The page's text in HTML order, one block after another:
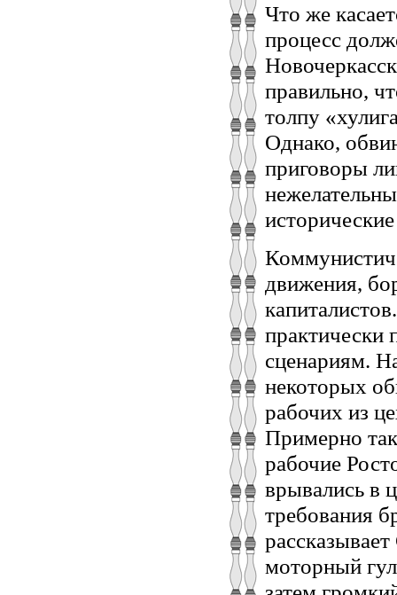
Что же
процесс
правильно,
толпу
Однако,
приговоры
движения,
практически
сценариям.
некоторых
рабочих из
Примерно
рабочие
врывались в
требования
моторный